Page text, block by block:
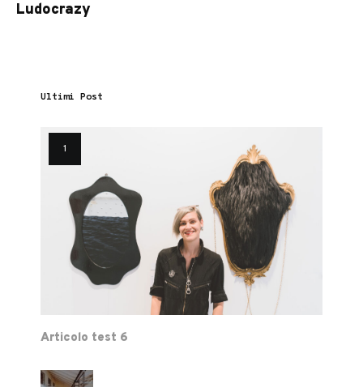
Ludocrazy
Ultimi Post
Articolo test 6